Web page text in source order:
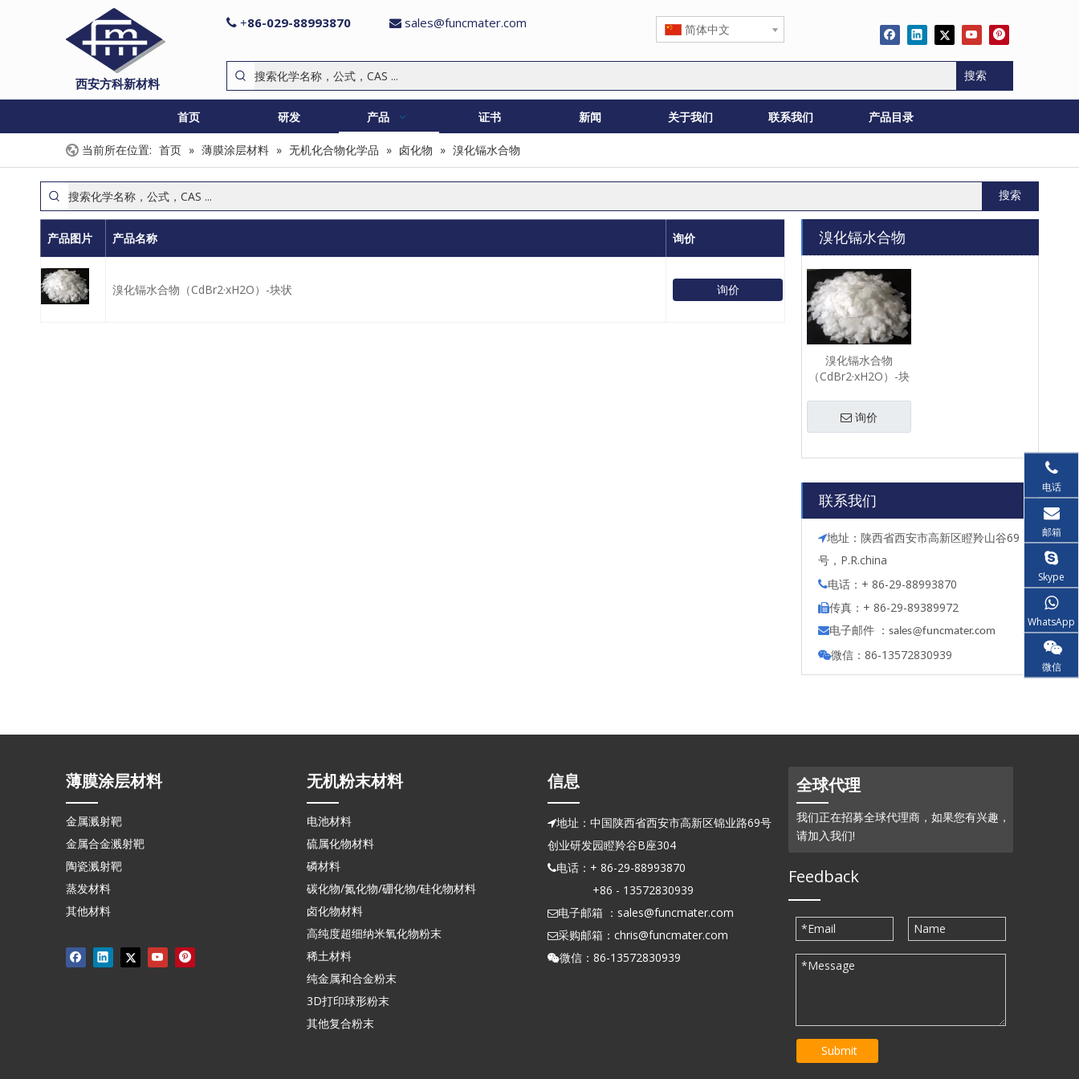
西安方科新材料
 +86-029-88993870  sales@funcmater.com 简体中文
搜索
首页 研发 产品 证书 新闻 关于我们 联系我们 产品目录
当前所在位置: 首页 » 薄膜涂层材料 » 无机化合物化学品 » 卤化物 » 溴化镉水合物
搜索
产品图片 产品名称 询价
溴化镉水合物（CdBr2·xH2O）-块状 询价
溴化镉水合物
溴化镉水合物
（CdBr2·xH2O）-块
询价
联系我们
地址：陕西省西安市高新区瞪羚山谷69
号，P.R.china
电话：+ 86-29-88993870
传真：+ 86-29-89389972
电子邮件 ： sales@funcmater.com
微信：86-13572830939
薄膜涂层材料
金属溅射靶
金属合金溅射靶
陶瓷溅射靶
蒸发材料
其他材料
电话
邮箱
Skype
WhatsApp
微信
无机粉末材料
电池材料
硫属化物材料
磷材料
碳化物/氮化物/硼化物/硅化物材料
卤化物材料
高纯度超细纳米氧化物粉末
稀土材料
纯金属和合金粉末
3D打印球形粉末
其他复合粉末
信息
地址：中国陕西省西安市高新区锦业路69号
创业研发园瞪羚谷B座304
电话：+ 86-29-88993870
+86 - 13572830939
电子邮箱 ： sales@funcmater.com
采购邮箱： chris@funcmater.com
微信：86-13572830939
全球代理
我们正在招募全球代理商，如果您有兴趣，
请加入我们!
Feedback
Submit